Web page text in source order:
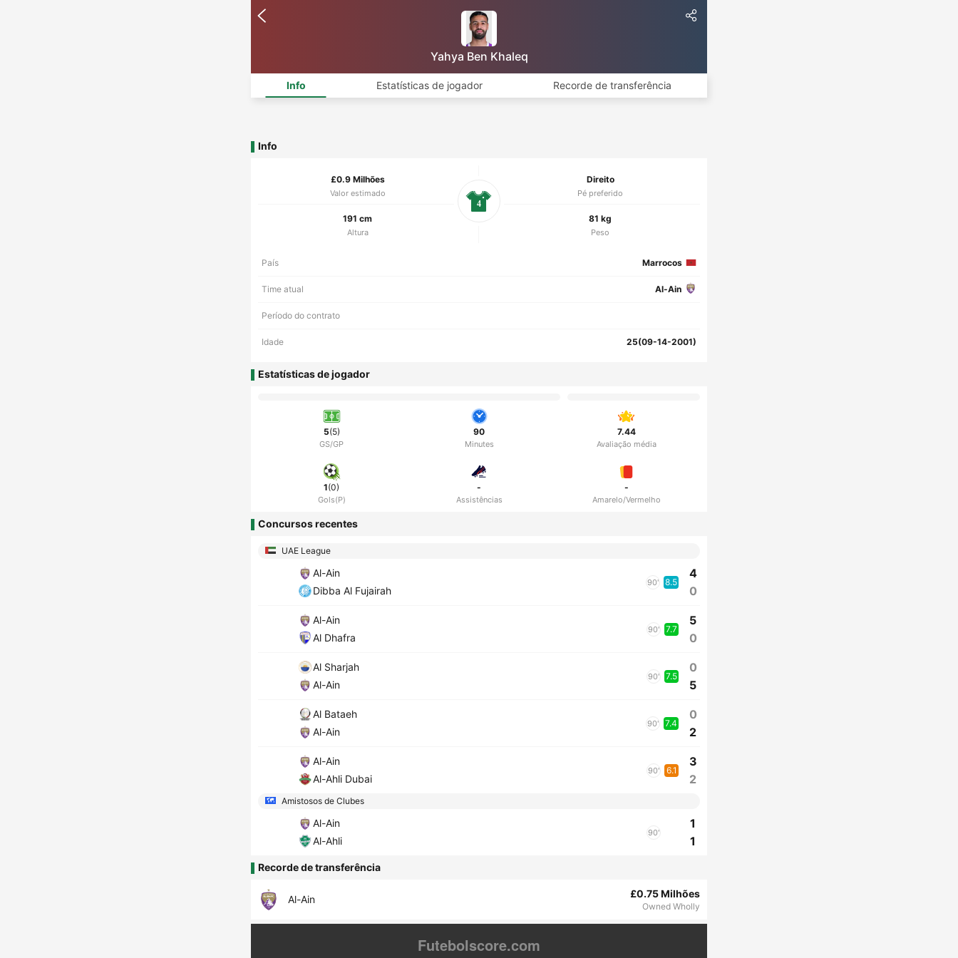
Yahya Ben Khaleq
Info Estatísticas de jogador Recorde de transferência
Info
£0.9 Milhões
Valor estimado
Direito
Pé preferido
191 cm
Altura
81 kg
Peso
4
País Marrocos
Time atual Al-Ain
Período do contrato
Idade 25(09-14-2001)
Estatísticas de jogador
5(5)
GS/GP
90
Minutes
7.44
Avaliação média
1(0)
Gols(P)
-
Assistências
-
Amarelo/Vermelho
Concursos recentes
UAE League
Al-Ain
Dibba Al Fujairah
90' 8.5
4
0
Al-Ain
Al Dhafra
90' 7.7
5
0
Al Sharjah
Al-Ain
90' 7.5
0
5
Al Bataeh
Al-Ain
90' 7.4
0
2
Al-Ain
Al-Ahli Dubai
90' 6.1
3
2
Amistosos de Clubes
Al-Ain
Al-Ahli
90'
1
1
Recorde de transferência
Al-Ain £0.75 Milhões
Owned Wholly
Futebolscore.com